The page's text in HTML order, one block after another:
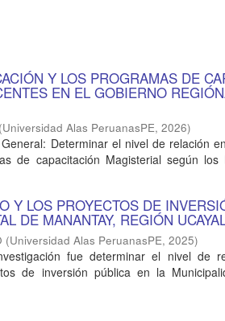
Y LOS PROGRAMAS DE
EN EL GOBIERNO
(Universidad Alas PeruanasPE,2026)
Determinar el nivel de relación
de capacitación Magisterial según los
Y LOS PROYECTOS DE
DE MANANTAY, REGIÓN
(Universidad Alas PeruanasPE,2025)
fue determinar el nivel de
de inversión pública en la